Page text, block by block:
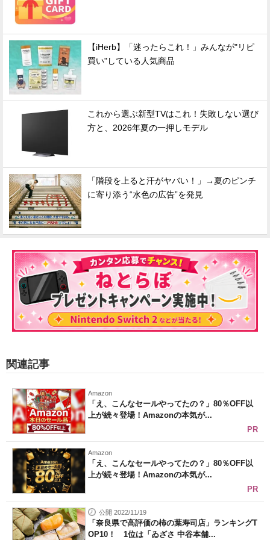
【iHerb】「迷ったらこれ！」みんなが"リピ
買い"している人気商品
これから選ぶ新型TVはこれ！失敗しない選び
方と、2026年夏の一押しモデル
「階段を上ると汗がヤバい！」→夏のピンチ
に寄り添う“水色の広告”を発見
関連記事
Amazon
「え、こんなセールやってたの？」80％OFF以
上が続々登場！Amazonの本気が...
PR
Amazon
「え、こんなセールやってたの？」80％OFF以
上が続々登場！Amazonの本気が...
PR
公開 2022/11/19
「奈良県で高評価の柿の葉寿司店」ランキングT
OP10！ 1位は「ゐざさ 中谷本舗...